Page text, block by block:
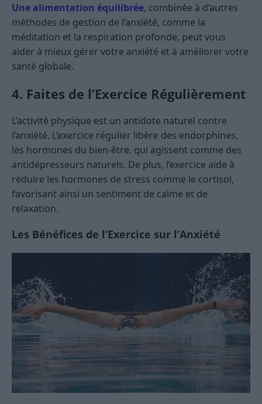
Une alimentation équilibrée, combinée à d’autres
méthodes de gestion de l’anxiété, comme la
méditation et la respiration profonde, peut vous
aider à mieux gérer votre anxiété et à améliorer votre
santé globale.
4. Faites de l’Exercice Régulièrement
L’activité physique est un antidote naturel contre
l’anxiété. L’exercice régulier libère des endorphines,
les hormones du bien-être, qui agissent comme des
antidépresseurs naturels. De plus, l’exercice aide à
réduire les hormones de stress comme le cortisol,
favorisant ainsi un sentiment de calme et de
relaxation.
Les Bénéfices de l’Exercice sur l’Anxiété